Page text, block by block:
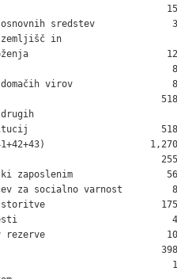
sredstev
in
domačih virov
zaposlenim
za socialno varnost
storitve
v rezerve